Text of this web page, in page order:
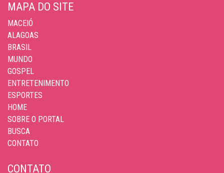
MAPA DO SITE
MACEIÓ
ALAGOAS
BRASIL
MUNDO
GOSPEL
ENTRETENIMENTO
ESPORTES
HOME
SOBRE O PORTAL
BUSCA
CONTATO
CONTATO